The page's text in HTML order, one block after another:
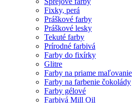
Fixky, perá
Práškové farby
Práškové lesky
Tekuté farby
Prírodné farbivá
Farby do fixírky
Glitre
Farby na priame maľovanie
Farby na farbenie čokolády
Farby gélové
Farbivá Mill Oil